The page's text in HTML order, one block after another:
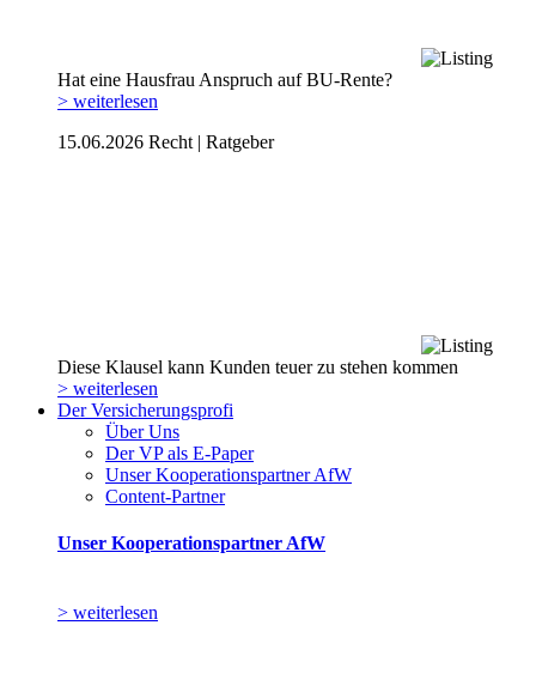
Hat eine Hausfrau Anspruch auf BU-Rente?
> weiterlesen
15.06.2026 Recht | Ratgeber
Diese Klausel kann Kunden teuer zu stehen kommen
> weiterlesen
Der Versicherungsprofi
Über Uns
Der VP als E-Paper
Unser Kooperationspartner AfW
Content-Partner
Unser Kooperationspartner AfW
> weiterlesen